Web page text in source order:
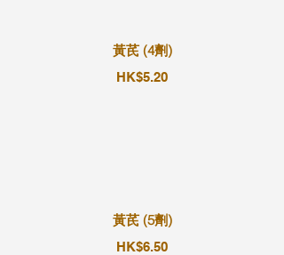
黃芪 (4劑)
HK$5.20
黃芪 (5劑)
HK$6.50